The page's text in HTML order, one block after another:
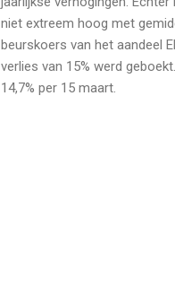
niet extreem hoog met
beurskoers van het aandeel
verlies van 15% werd
14,7% per 15 maart.